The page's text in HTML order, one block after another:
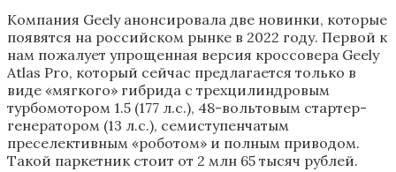
Компания Geely анонсировала две новинки, которые
появятся на российском рынке в 2022 году. Первой к
нам пожалует упрощенная версия кроссовера Geely
Atlas Pro, который сейчас предлагается только в
виде «мягкого» гибрида с трехцилиндровым
турбомотором 1.5 (177 л.с.), 48-вольтовым стартер-
генератором (13 л.с.), семиступенчатым
преселективным «роботом» и полным приводом.
Такой паркетник стоит от 2 млн 65 тысяч рублей.